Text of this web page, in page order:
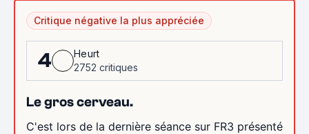
Critique négative la plus appréciée
4
Heurt
2752 critiques
Le gros cerveau.
C'est lors de la dernière séance sur FR3 présenté